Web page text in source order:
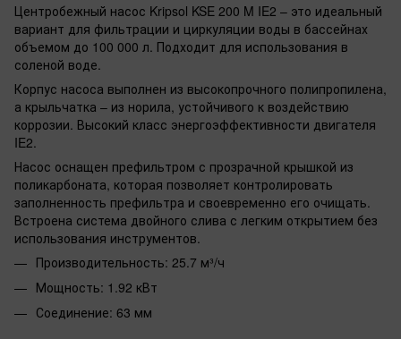
Центробежный насос Kripsol KSE 200 M IE2 – это идеальный
вариант для фильтрации и циркуляции воды в бассейнах
объемом до 100 000 л. Подходит для использования в
соленой воде.
Корпус насоса выполнен из высокопрочного полипропилена,
а крыльчатка – из норила, устойчивого к воздействию
коррозии. Высокий класс энергоэффективности двигателя
IE2.
Насос оснащен префильтром с прозрачной крышкой из
поликарбоната, которая позволяет контролировать
заполненность префильтра и своевременно его очищать.
Встроена система двойного слива с легким открытием без
использования инструментов.
Производительность: 25.7 м³/ч
Мощность: 1.92 кВт
Соединение: 63 мм